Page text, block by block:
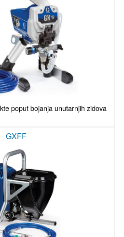
poput bojanja unutarnjih zidova
GXFF